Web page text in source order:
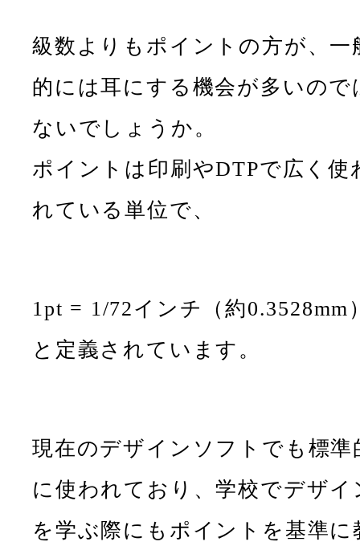
級数よりもポイントの方が、一
的には耳にする機会が多いので
ないでしょうか。
ポイントは印刷やDTPで広く使
れている単位で、
1pt = 1/72インチ（約0.3528mm
と定義されています。
現在のデザインソフトでも標準
に使われており、学校でデザイ
を学ぶ際にもポイントを基準に